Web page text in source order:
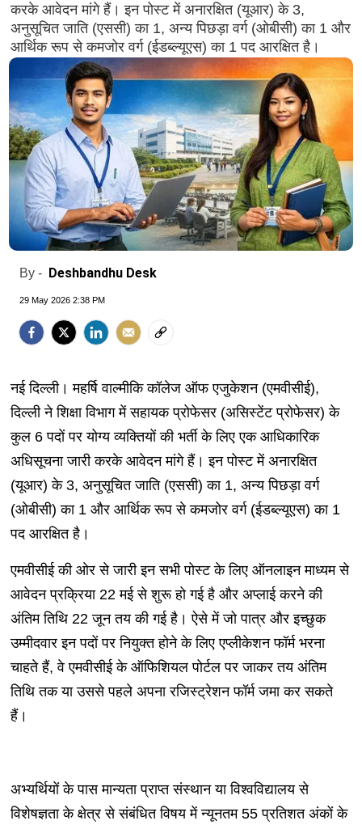
करके आवेदन मांगे हैं। इन पोस्ट में अनारक्षित (यूआर) के 3,
अनुसूचित जाति (एससी) का 1, अन्य पिछड़ा वर्ग (ओबीसी) का 1 और
आर्थिक रूप से कमजोर वर्ग (ईडब्ल्यूएस) का 1 पद आरक्षित है।
By - Deshbandhu Desk
29 May 2026 2:38 PM
नई दिल्ली। महर्षि वाल्मीकि कॉलेज ऑफ एजुकेशन (एमवीसीई),
दिल्ली ने शिक्षा विभाग में सहायक प्रोफेसर (असिस्टेंट प्रोफेसर) के
कुल 6 पदों पर योग्य व्यक्तियों की भर्ती के लिए एक आधिकारिक
अधिसूचना जारी करके आवेदन मांगे हैं। इन पोस्ट में अनारक्षित
(यूआर) के 3, अनुसूचित जाति (एससी) का 1, अन्य पिछड़ा वर्ग
(ओबीसी) का 1 और आर्थिक रूप से कमजोर वर्ग (ईडब्ल्यूएस) का 1
पद आरक्षित है।
एमवीसीई की ओर से जारी इन सभी पोस्ट के लिए ऑनलाइन माध्यम से
आवेदन प्रक्रिया 22 मई से शुरू हो गई है और अप्लाई करने की
अंतिम तिथि 22 जून तय की गई है। ऐसे में जो पात्र और इच्छुक
उम्मीदवार इन पदों पर नियुक्त होने के लिए एप्लीकेशन फॉर्म भरना
चाहते हैं, वे एमवीसीई के ऑफिशियल पोर्टल पर जाकर तय अंतिम
तिथि तक या उससे पहले अपना रजिस्ट्रेशन फॉर्म जमा कर सकते
हैं।
अभ्यर्थियों के पास मान्यता प्राप्त संस्थान या विश्वविद्यालय से
विशेषज्ञता के क्षेत्र से संबंधित विषय में न्यूनतम 55 प्रतिशत अंकों के